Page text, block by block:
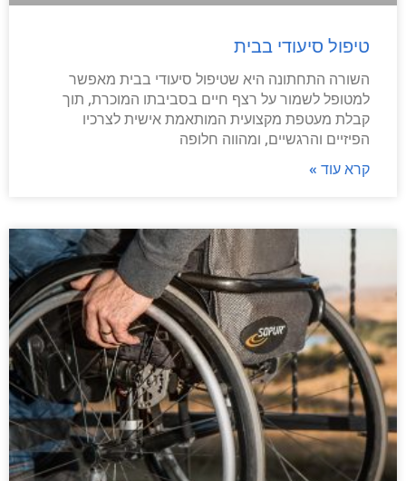
טיפול סיעודי בבית
השורה התחתונה היא שטיפול סיעודי בבית מאפשר
למטופל לשמור על רצף חיים בסביבתו המוכרת, תוך
קבלת מעטפת מקצועית המותאמת אישית לצרכיו
הפיזיים והרגשיים, ומהווה חלופה
קרא עוד »